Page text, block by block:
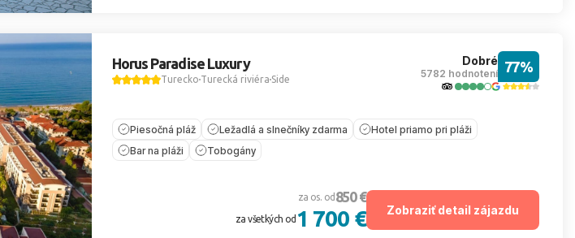
Horus Paradise Luxury
TureckoTurecká riviéraSide
Dobré
5782 hodnotení 77%
Piesočná pláž Ležadlá a slnečníky zdarma
Hotel priamo pri pláži
Bar na pláži
Tobogány
za os. od 850 €
za všetkých od 1 700 € Zobraziť detail zájazdu